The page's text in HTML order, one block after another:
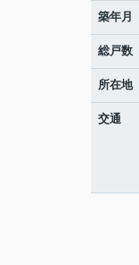
築年月
総戸数
所在地
交通